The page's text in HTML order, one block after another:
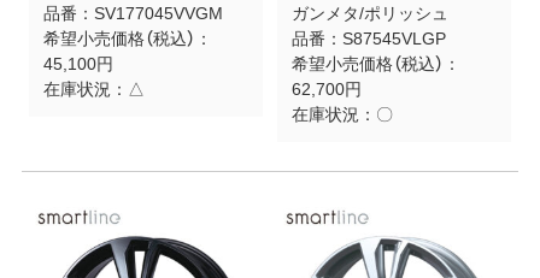
品番： SV177045VVGM
希望小売価格（税込）：
45,100円
在庫状況： △
ガンメタ/ポリッシュ
品番： S87545VLGP
希望小売価格（税込）：
62,700円
在庫状況： 〇